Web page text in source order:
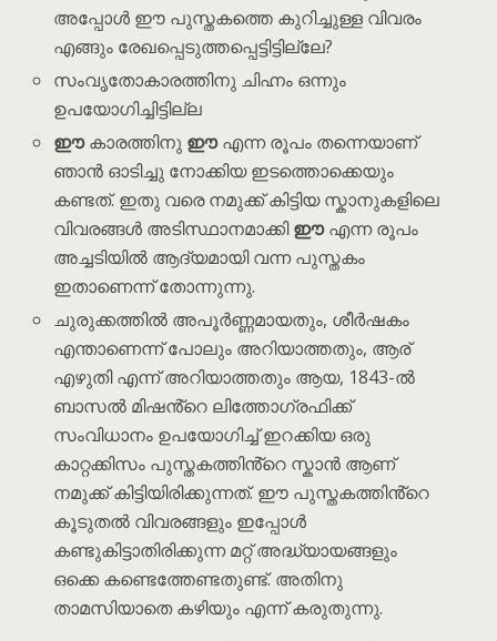
അപ്പോൾ ഈ പുസ്തകത്തെ കുറിച്ചുള്ള വിവരം
എങ്ങും രേഖപ്പെടുത്തപ്പെട്ടിട്ടില്ലേ?
സംവൃതോകാരത്തിനു ചിഹ്നം ഒന്നും
ഉപയോഗിച്ചിട്ടില്ല
ഈകാരത്തിനു ഈഎന്ന രൂപം തന്നെയാണ്
ഞാൻ ഓടിച്ചു നോക്കിയ ഇടത്തൊക്കെയും
കണ്ടത്. ഇതു വരെ നമുക്ക് കിട്ടിയ സ്കാനുകളിലെ
വിവരങ്ങൾ അടിസ്ഥാനമാക്കിഈഎന്ന രൂപം
അച്ചടിയിൽ ആദ്യമായി വന്ന പുസ്തകം
ഇതാണെന്ന് തോന്നുന്നു.
ചുരുക്കത്തിൽ അപൂർണ്ണമായതും, ശീർഷകം
എന്താണെന്ന് പോലും അറിയാത്തതും, ആര്
എഴുതി എന്ന് അറിയാത്തതും ആയ, 1843-ൽ
ബാസൽ മിഷൻ്റെ ലിത്തോഗ്രഫിക്ക്
സംവിധാനം ഉപയോഗിച്ച് ഇറക്കിയ ഒരു
കാറ്റക്കിസം പുസ്തകത്തിൻ്റെ സ്കാൻ ആണ്
നമുക്ക് കിട്ടിയിരിക്കുന്നത്. ഈ പുസ്തകത്തിൻ്റെ
കൂടുതൽ വിവരങ്ങളും ഇപ്പോൾ
കണ്ടുകിട്ടാതിരിക്കുന്ന മറ്റ് അദ്ധ്യായങ്ങളും
ഒക്കെ കണ്ടെത്തേണ്ടതുണ്ട്. അതിനു
താമസിയാതെ കഴിയും എന്ന് കരുതുന്നു.